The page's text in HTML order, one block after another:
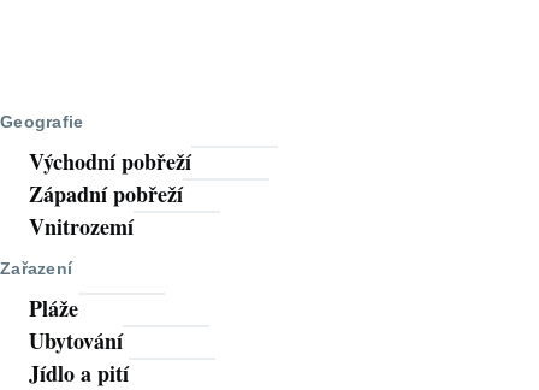
Geografie
Východní pobřeží
Západní pobřeží
Vnitrozemí
Zařazení
Pláže
Ubytování
Jídlo a pití